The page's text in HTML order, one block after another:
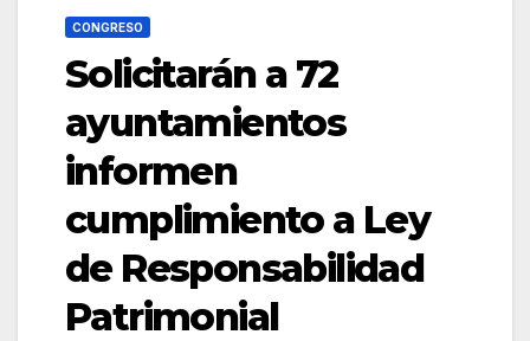
CONGRESO
Solicitarán a 72
ayuntamientos
informen
cumplimiento a Ley
de Responsabilidad
Patrimonial